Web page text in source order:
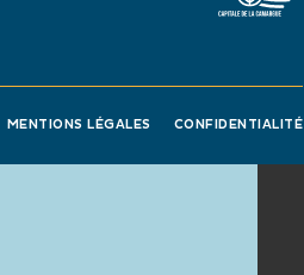
MENTIONS LÉGALES CONFIDENTIALITÉ